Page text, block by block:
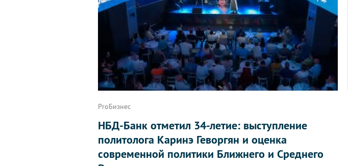
ProБизнес
НБД-Банк отметил 34-летие: выступление
политолога Каринэ Геворгян и оценка
современной политики Ближнего и Среднего